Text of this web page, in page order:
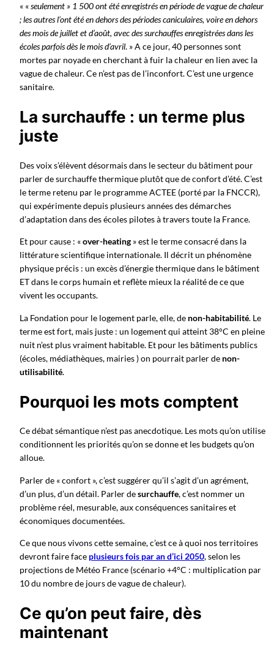
« «seulement » 1 500 ont été enregistrés en période de vague de chaleur
; les autres l’ont été en dehors des périodes caniculaires, voire en dehors
des mois de juillet et d’août, avec des surchauffes enregistrées dans les
écoles parfois dès le mois d’avril. » A ce jour, 40 personnes sont
mortes par noyade en cherchant à fuir la chaleur en lien avec la
vague de chaleur. Ce n’est pas de l’inconfort. C’est une urgence
sanitaire.
La surchauffe : un terme plus
juste
Des voix s’élèvent désormais dans le secteur du bâtiment pour
parler de surchauffe thermique plutôt que de confort d’été. C’est
le terme retenu par le programme ACTEE (porté par la FNCCR),
qui expérimente depuis plusieurs années des démarches
d’adaptation dans des écoles pilotes à travers toute la France.
Et pour cause : «over-heating » est le terme consacré dans la
littérature scientifique internationale. Il décrit un phénomène
physique précis : un excès d’énergie thermique dans le bâtiment
ET dans le corps humain et reflète mieux la réalité de ce que
vivent les occupants.
La Fondation pour le logement parle, elle, de non-habitabilité. Le
terme est fort, mais juste : un logement qui atteint 38°C en pleine
nuit n’est plus vraiment habitable. Et pour les bâtiments publics
(écoles, médiathèques, mairies ) on pourrait parler de non-
utilisabilité.
Pourquoi les mots comptent
Ce débat sémantique n’est pas anecdotique. Les mots qu’on utilise
conditionnent les priorités qu’on se donne et les budgets qu’on
alloue.
Parler de « confort », c’est suggérer qu’il s’agit d’un agrément,
d’un plus, d’un détail. Parler desurchauffe, c’est nommer un
problème réel, mesurable, aux conséquences sanitaires et
économiques documentées.
Ce que nous vivons cette semaine, c’est ce à quoi nos territoires
devront faire face plusieurs fois par an d’ici 2050, selon les
projections de Météo France (scénario +4°C : multiplication par
10 du nombre de jours de vague de chaleur).
Ce qu’on peut faire, dès
maintenant